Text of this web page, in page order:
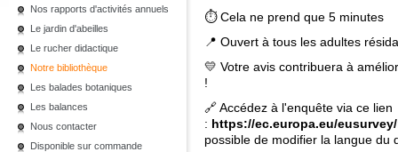
Nos rapports d'activités annuels
Le jardin d'abeilles
Le rucher didactique
Notre bibliothèque
Les balades botaniques
Les balances
Nous contacter
Disponible sur commande
⏱ Cela ne prend que 5 minutes
📍 Ouvert à tous les adultes
💛 Votre avis contribuera à
!
🔗 Accédez à l'enquête via ce lien
: https://ec.europa.eu/
possible de modifier la langue du